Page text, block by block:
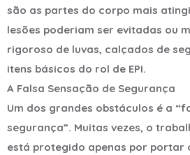
são as partes do corpo mais
lesões poderiam ser evitadas ou
rigoroso de luvas, calçados de
itens básicos do rol de EPI.
A Falsa Sensação de Segurança
Um dos grandes obstáculos é a
segurança”. Muitas vezes, o
está protegido apenas por portar